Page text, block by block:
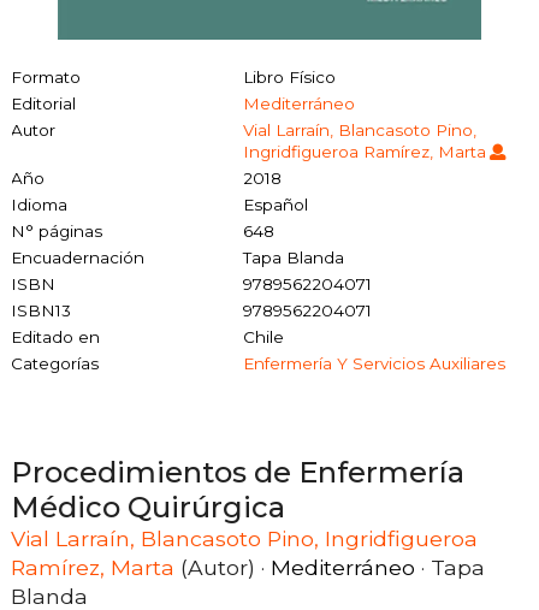
Formato
Libro Físico
Editorial
Mediterráneo
Autor
Vial Larraín, Blancasoto Pino,
Ingridfigueroa Ramírez, Marta
Año
2018
Idioma
Español
N° páginas
648
Encuadernación
Tapa Blanda
ISBN
9789562204071
ISBN13
9789562204071
Editado en
Chile
Categorías
Enfermería Y Servicios Auxiliares
Procedimientos de Enfermería
Médico Quirúrgica
Vial Larraín, Blancasoto Pino, Ingridfigueroa
Ramírez, Marta (Autor) · Mediterráneo · Tapa
Blanda